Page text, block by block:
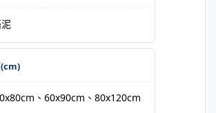
、60x90cm、80x120cm